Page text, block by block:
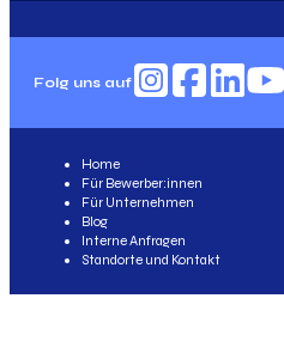
Folg uns auf
Home
Für Bewerber:innen
Für Unternehmen
Blog
Interne Anfragen
Standorte und Kontakt